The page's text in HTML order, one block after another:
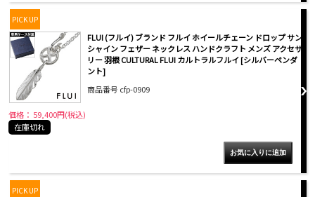
PICK UP
FLUI (フルイ) ブランド フルイ ホイールチェーン ドロップ サン
シャイン フェザー ネックレス ハンドクラフト メンズ アクセサ
リー 羽根 CULTURAL FLUI カルトラルフルイ [シルバーペンダ
ント]
商品番号 cfp-0909
価格： 59,400円(税込)
在庫切れ
PICK UP